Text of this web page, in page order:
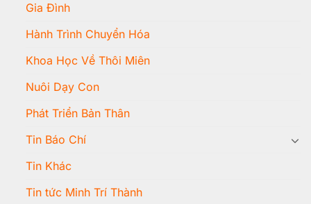
Gia Đình
Hành Trình Chuyển Hóa
Khoa Học Về Thôi Miên
Nuôi Dạy Con
Phát Triển Bản Thân
Tin Báo Chí
Tin Khác
Tin tức Minh Trí Thành